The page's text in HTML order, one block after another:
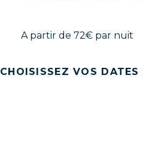
A partir de 72€ par nuit
CHOISISSEZ VOS DATES